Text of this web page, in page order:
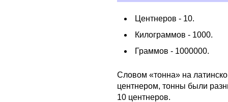
Центнеров - 10.
Килограммов - 1000.
Граммов - 1000000.
Словом «тонна» на
центнером, тонны были
10 центнеров.